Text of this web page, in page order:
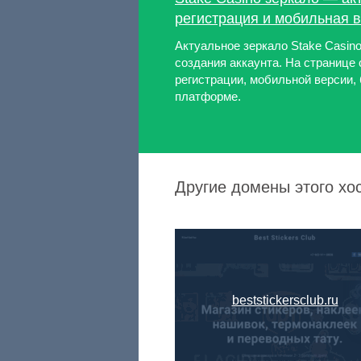
регистрация и мобильная
Актуальное зеркало Stake
создания аккаунта. На
регистрации, мобильной версии,
платформе.
Другие домены этого
beststickersclub.ru